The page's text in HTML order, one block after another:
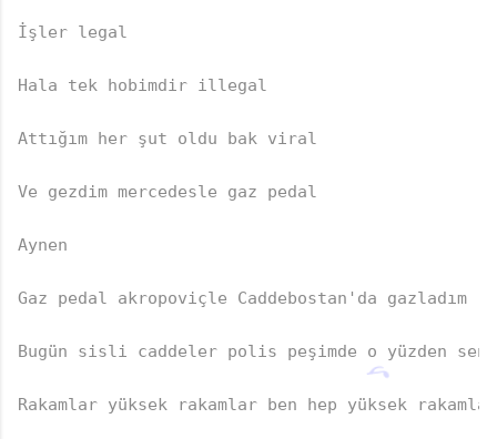
İşler legal
Hala tek hobimdir illegal
Attığım her şut oldu bak viral
Ve gezdim mercedesle gaz pedal
Aynen
Gaz pedal akropoviçle Caddebostan'da gazladım
Bugün sisli caddeler polis peşimde o yüzden seni
Rakamlar yüksek rakamlar ben hep yüksek rakamla